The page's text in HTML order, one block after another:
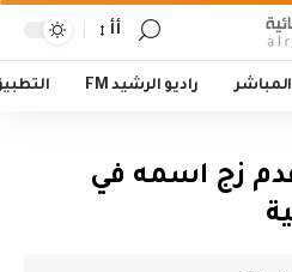
أأ
راديو الرشيد FM
زج اسمه في